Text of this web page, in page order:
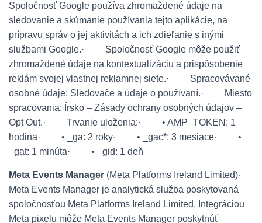
Spoločnosť Google používa zhromaždené údaje na
sledovanie a skúmanie používania tejto aplikácie, na
prípravu správ o jej aktivitách a ich zdieľanie s inými
službami Google.· Spoločnosť Google môže použiť
zhromaždené údaje na kontextualizáciu a prispôsobenie
reklám svojej vlastnej reklamnej siete.· Spracovávané
osobné údaje: Sledovače a údaje o používaní.·
Miesto
spracovania: Írsko – Zásady ochrany osobných údajov –
Opt Out.· Trvanie uloženia:· • AMP_TOKEN: 1
hodina· • _ga: 2 roky· • _gac*: 3 mesiace· •
_gat: 1 minúta· • _gid: 1 deň
Meta Events Manager (Meta Platforms Ireland Limited)·
Meta Events Manager je analytická služba poskytovaná
spoločnosťou Meta Platforms Ireland Limited. Integráciou
Meta pixelu môže Meta Events Manager poskytnúť